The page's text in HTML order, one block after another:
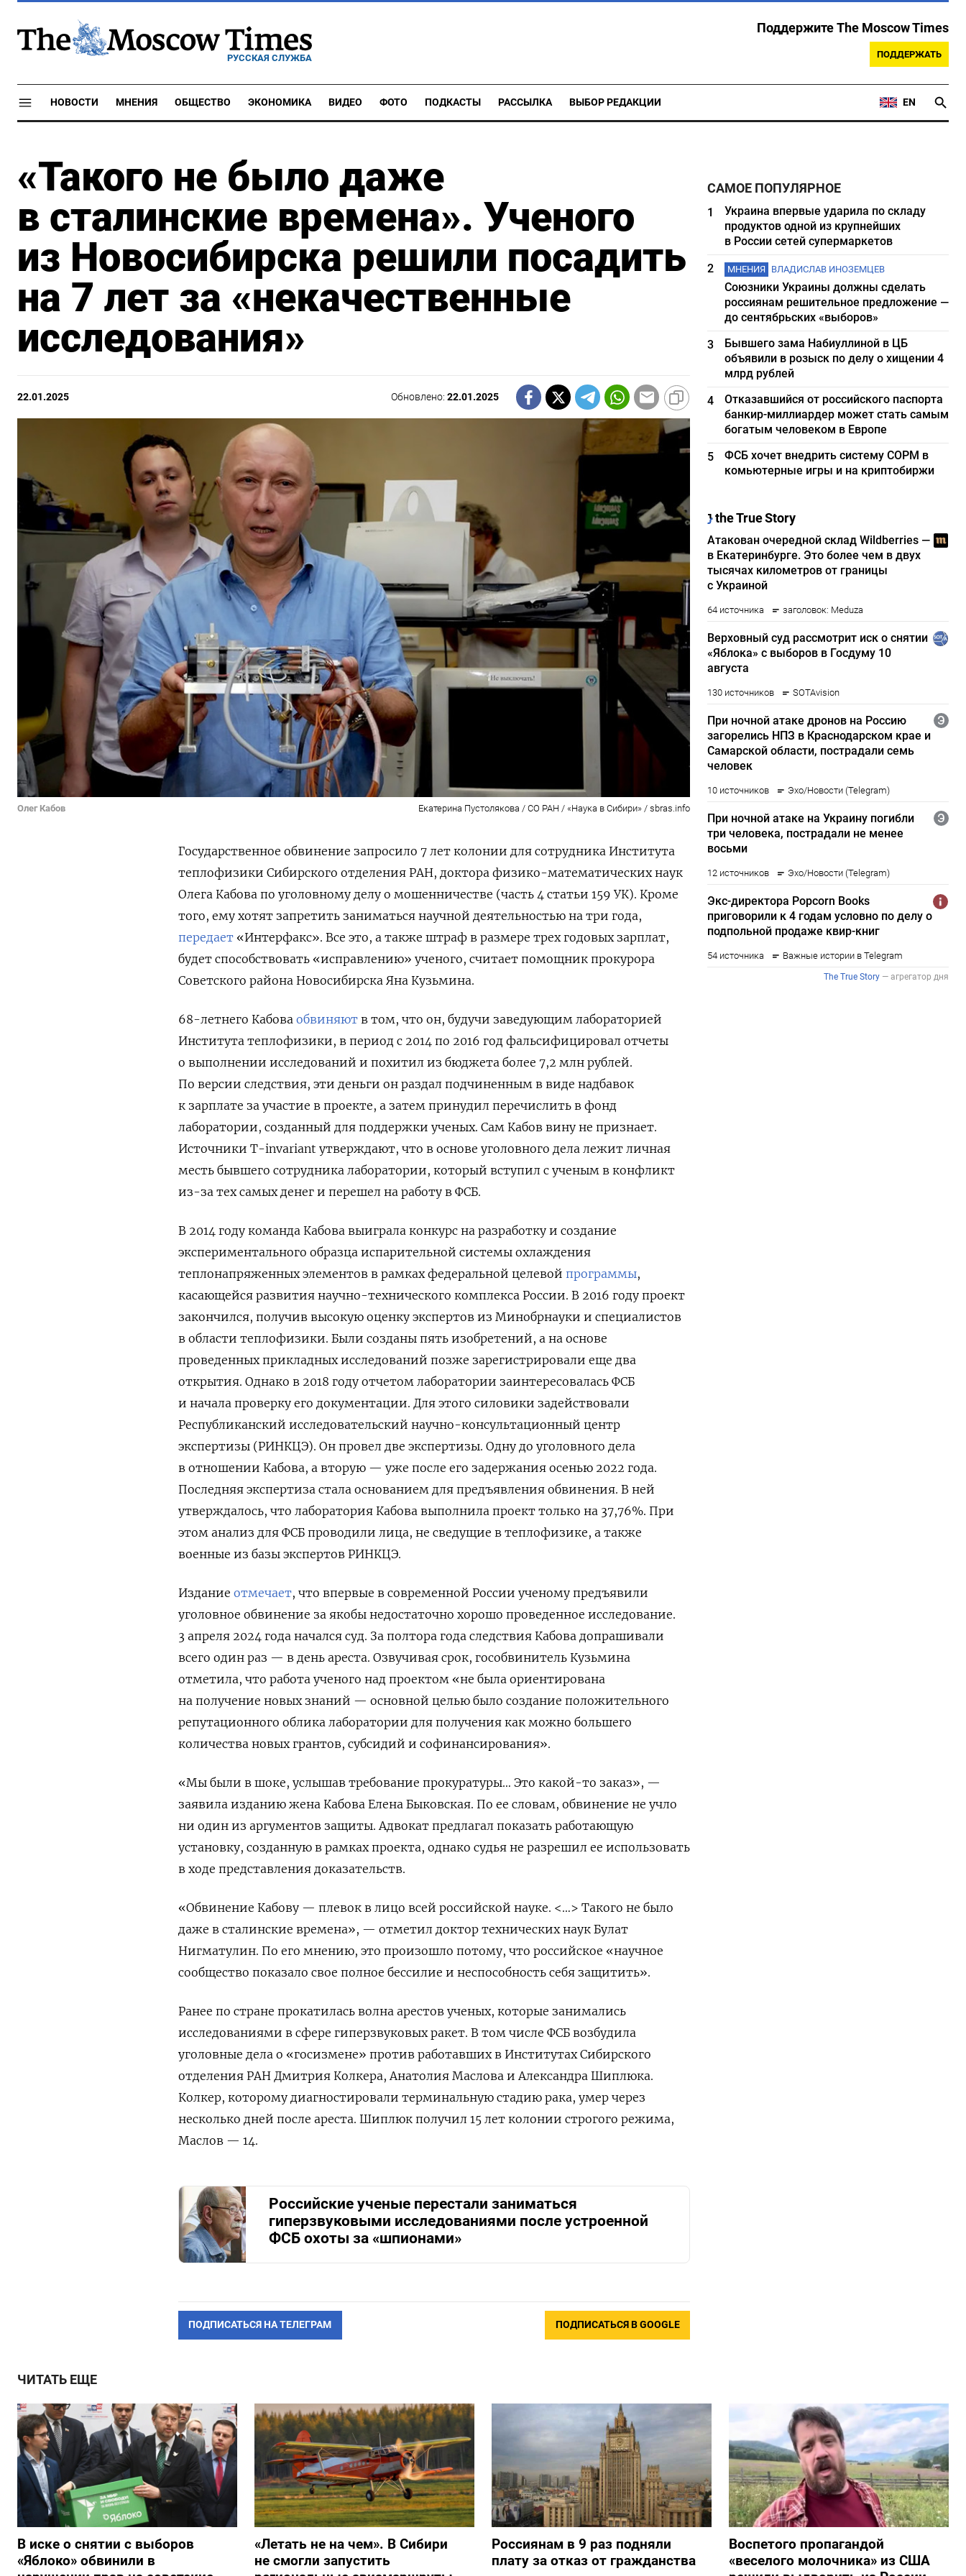
РУССКАЯ СЛУЖБА
Поддержите The Moscow Times
ПОДДЕРЖАТЬ
НОВОСТИ МНЕНИЯ ОБЩЕСТВО ЭКОНОМИКА ВИДЕО ФОТО ПОДКАСТЫ РАССЫЛКА ВЫБОР РЕДАКЦИИ EN
«Такого не было даже
в сталинские времена». Ученого
из Новосибирска решили посадить
на 7 лет за «некачественные
исследования»
22.01.2025 Обновлено:22.01.2025
Олег Кабов Екатерина Пустолякова / СО РАН / «Наука в Сибири» / sbras.info
Государственное обвинение запросило 7 лет колонии для сотрудника Института
теплофизики Сибирского отделения РАН, доктора физико-математических наук
Олега Кабова по уголовному делу о мошенничестве (часть 4 статьи 159 УК). Кроме
того, ему хотят запретить заниматься научной деятельностью на три года,
передает «Интерфакс». Все это, а также штраф в размере трех годовых зарплат,
будет способствовать «исправлению» ученого, считает помощник прокурора
Советского района Новосибирска Яна Кузьмина.
68-летнего Кабова обвиняют в том, что он, будучи заведующим лабораторией
Института теплофизики, в период с 2014 по 2016 год фальсифицировал отчеты
о выполнении исследований и похитил из бюджета более 7,2 млн рублей.
По версии следствия, эти деньги он раздал подчиненным в виде надбавок
к зарплате за участие в проекте, а затем принудил перечислить в фонд
лаборатории, созданный для поддержки ученых. Сам Кабов вину не признает.
Источники T-invariant утверждают, что в основе уголовного дела лежит личная
месть бывшего сотрудника лаборатории, который вступил с ученым в конфликт
из-за тех самых денег и перешел на работу в ФСБ.
В 2014 году команда Кабова выиграла конкурс на разработку и создание
экспериментального образца испарительной системы охлаждения
теплонапряженных элементов в рамках федеральной целевой программы,
касающейся развития научно-технического комплекса России. В 2016 году проект
закончился, получив высокую оценку экспертов из Минобрнауки и специалистов
в области теплофизики. Были созданы пять изобретений, а на основе
проведенных прикладных исследований позже зарегистрировали еще два
открытия. Однако в 2018 году отчетом лаборатории заинтересовалась ФСБ
и начала проверку его документации. Для этого силовики задействовали
Республиканский исследовательский научно-консультационный центр
экспертизы (РИНКЦЭ). Он провел две экспертизы. Одну до уголовного дела
в отношении Кабова, а вторую — уже после его задержания осенью 2022 года.
Последняя экспертиза стала основанием для предъявления обвинения. В ней
утверждалось, что лаборатория Кабова выполнила проект только на 37,76%. При
этом анализ для ФСБ проводили лица, не сведущие в теплофизике, а также
военные из базы экспертов РИНКЦЭ.
Издание отмечает, что впервые в современной России ученому предъявили
уголовное обвинение за якобы недостаточно хорошо проведенное исследование.
3 апреля 2024 года начался суд. За полтора года следствия Кабова допрашивали
всего один раз — в день ареста. Озвучивая срок, гособвинитель Кузьмина
отметила, что работа ученого над проектом «не была ориентирована
на получение новых знаний — основной целью было создание положительного
репутационного облика лаборатории для получения как можно большего
количества новых грантов, субсидий и софинансирования».
«Мы были в шоке, услышав требование прокуратуры… Это какой-то заказ», —
заявила изданию жена Кабова Елена Быковская. По ее словам, обвинение не учло
ни один из аргументов защиты. Адвокат предлагал показать работающую
установку, созданную в рамках проекта, однако судья не разрешил ее использовать
в ходе представления доказательств.
«Обвинение Кабову — плевок в лицо всей российской науке. <…> Такого не было
даже в сталинские времена», — отметил доктор технических наук Булат
Нигматулин. По его мнению, это произошло потому, что российское «научное
сообщество показало свое полное бессилие и неспособность себя защитить».
Ранее по стране прокатилась волна арестов ученых, которые занимались
исследованиями в сфере гиперзвуковых ракет. В том числе ФСБ возбудила
уголовные дела о «госизмене» против работавших в Институтах Сибирского
отделения РАН Дмитрия Колкера, Анатолия Маслова и Александра Шиплюка.
Колкер, которому диагностировали терминальную стадию рака, умер через
несколько дней после ареста. Шиплюк получил 15 лет колонии строгого режима,
Маслов — 14.
Российские ученые перестали заниматься
гиперзвуковыми исследованиями после устроенной
ФСБ охоты за «шпионами»
ПОДПИСАТЬСЯ НА ТЕЛЕГРАМ ПОДПИСАТЬСЯ В GOOGLE
САМОЕ ПОПУЛЯРНОЕ
1
Украина впервые ударила по складу
продуктов одной из крупнейших
в России сетей супермаркетов
2
МНЕНИЯ ВЛАДИСЛАВ ИНОЗЕМЦЕВ
Союзники Украины должны сделать
россиянам решительное предложение —
до сентябрьских «выборов»
3
Бывшего зама Набиуллиной в ЦБ
объявили в розыск по делу о хищении 4
млрд рублей
4
Отказавшийся от российского паспорта
банкир-миллиардер может стать самым
богатым человеком в Европе
5
ФСБ хочет внедрить систему СОРМ в
комьютерные игры и на криптобиржи
ЧИТАТЬ ЕЩЕ
В иске о снятии с выборов
«Яблоко» обвинили в
«Летать не на чем». В Сибири
не смогли запустить
Россиянам в 9 раз подняли
плату за отказ от гражданства
Воспетого пропагандой
«веселого молочника» из США